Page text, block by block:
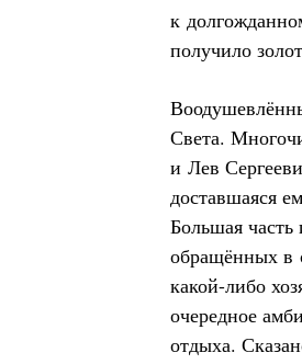
к
получило
Света.
и Лев
доставшаяся
Большая часть
обращённых в
какой-либо
очередное
отдыха.